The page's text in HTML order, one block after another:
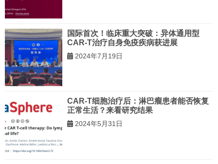
国际首次！临床重大突破：异体通用型
CAR-T治疗自身免疫疾病获进展
2024年7月19日
CAR-T细胞治疗后：淋巴瘤患者能否恢复
正常生活？来看研究结果
2024年5月31日